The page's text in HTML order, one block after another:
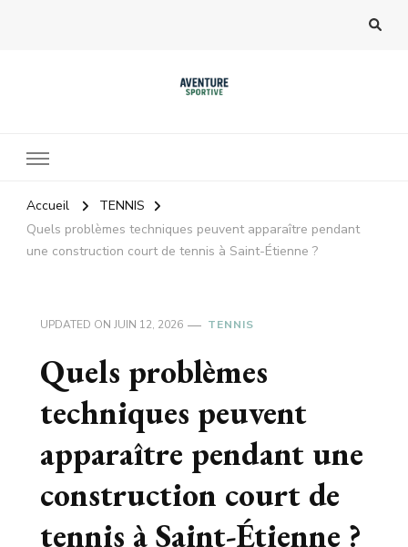
Accueil
TENNIS
Quels problèmes techniques peuvent apparaître pendant
une construction court de tennis à Saint-Étienne ?
UPDATED ON JUIN 12, 2026 TENNIS
Quels problèmes
techniques peuvent
apparaître pendant une
construction court de
tennis à Saint-Étienne ?